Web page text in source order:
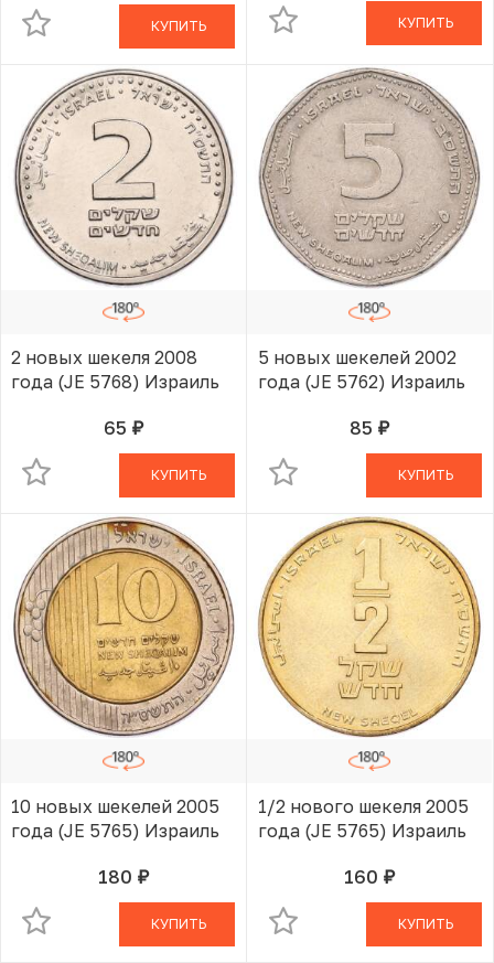
КУПИТЬ КУПИТЬ
2 новых шекеля 2008
года (JE 5768) Израиль
65 руб.В КОРЗИНЕ
КУПИТЬ
5 новых шекелей 2002
года (JE 5762) Израиль
85 руб.В КОРЗИНЕ
КУПИТЬ
10 новых шекелей 2005
года (JE 5765) Израиль
180 руб.В КОРЗИНЕ
КУПИТЬ
1/2 нового шекеля 2005
года (JE 5765) Израиль
160 руб.В КОРЗИНЕ
КУПИТЬ